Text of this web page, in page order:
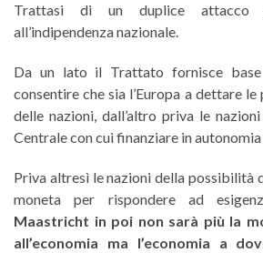
Trattasi di un duplice attacco
all’indipendenza nazionale.
Da un lato il Trattato fornisce
consentire che sia l’Europa a dettare
delle nazioni, dall’altro priva le
Centrale con cui finanziare in
Priva altresì le nazioni della possibilità
moneta per rispondere ad
Maastricht in poi non sarà più la
all’economia ma l’economia a